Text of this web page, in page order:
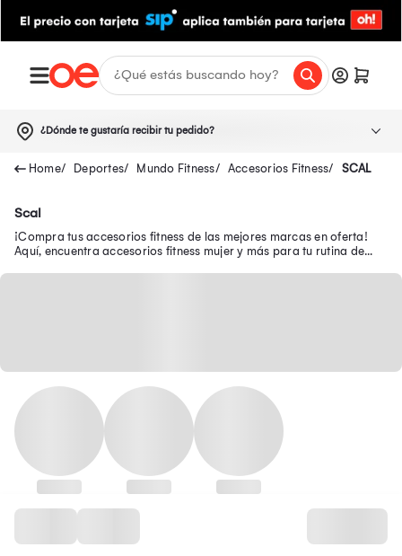
¿Dónde te gustaría recibir tu pedido?
Deportes Mundo Fitness Accesorios Fitness SCAL
Scal
¡Compra tus accesorios fitness de las mejores marcas en oferta!
Aquí, encuentra accesorios fitness mujer y más para tu rutina de